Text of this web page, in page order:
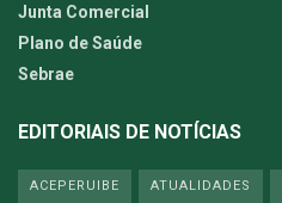
Junta Comercial
Plano de Saúde
Sebrae
EDITORIAIS DE NOTÍCIAS
ACEPERUIBE ATUALIDADES